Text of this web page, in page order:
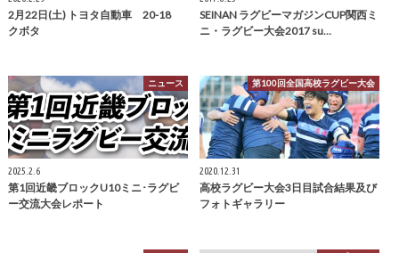
2月22日(土) トヨタ自動車 20-18
クボタ
SEINAN ラグビーマガジンCUP関西ミ
ニ・ラグビー大会2017 su…
ニュース
2025.2.6
第1回近畿ブロックU10ミニ･ラグビ
ー交流大会レポート
第100回全国高校ラグビー大会
2020.12.31
高校ラグビー大会3日目試合結果及び
フォトギャラリー